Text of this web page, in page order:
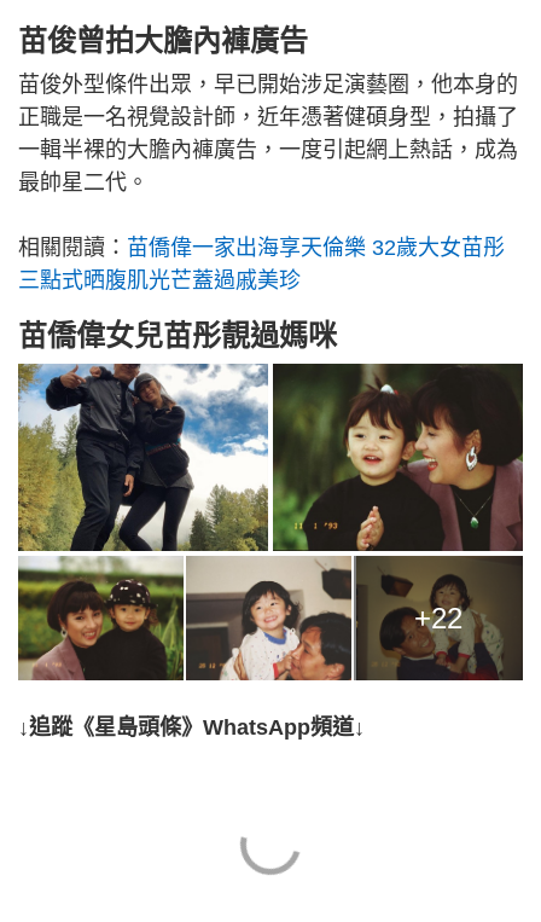
苗俊曾拍大膽內褲廣告
苗俊外型條件出眾，早已開始涉足演藝圈，他本身的
正職是一名視覺設計師，近年憑著健碩身型，拍攝了
一輯半裸的大膽內褲廣告，一度引起網上熱話，成為
最帥星二代。
相關閱讀： 苗僑偉一家出海享天倫樂 32歲大女苗彤
三點式晒腹肌光芒蓋過戚美珍
苗僑偉女兒苗彤靚過媽咪
+22
↓追蹤《星島頭條》WhatsApp頻道↓